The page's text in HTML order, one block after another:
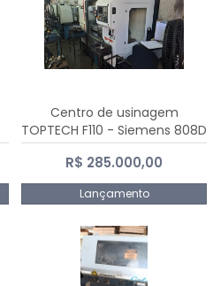
Centro de usinagem
TOPTECH F110 - Siemens 808D
Advanced
R$ 285.000,00
Lançamento